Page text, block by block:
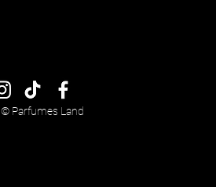
© Parfumes Land